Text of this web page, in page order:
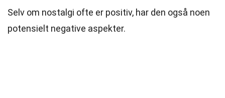
Selv om nostalgi ofte er positiv, har den også noen
potensielt negative aspekter.